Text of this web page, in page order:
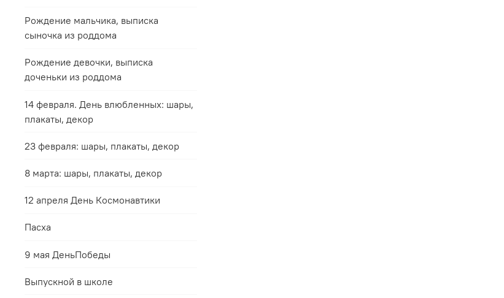
Рождение мальчика, выписка
сыночка из роддома
Рождение девочки, выписка
доченьки из роддома
14 февраля. День влюбленных: шары,
плакаты, декор
23 февраля: шары, плакаты, декор
8 марта: шары, плакаты, декор
12 апреля День Космонавтики
Пасха
9 мая ДеньПобеды
Выпускной в школе